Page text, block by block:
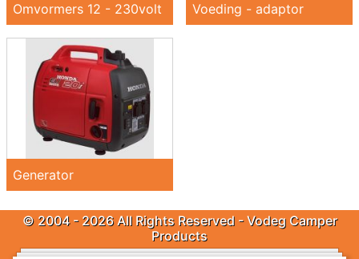
Omvormers 12 - 230volt Voeding - adaptor
Generator
© 2004 - 2026 All Rights Reserved - Vodeg Camper
Products